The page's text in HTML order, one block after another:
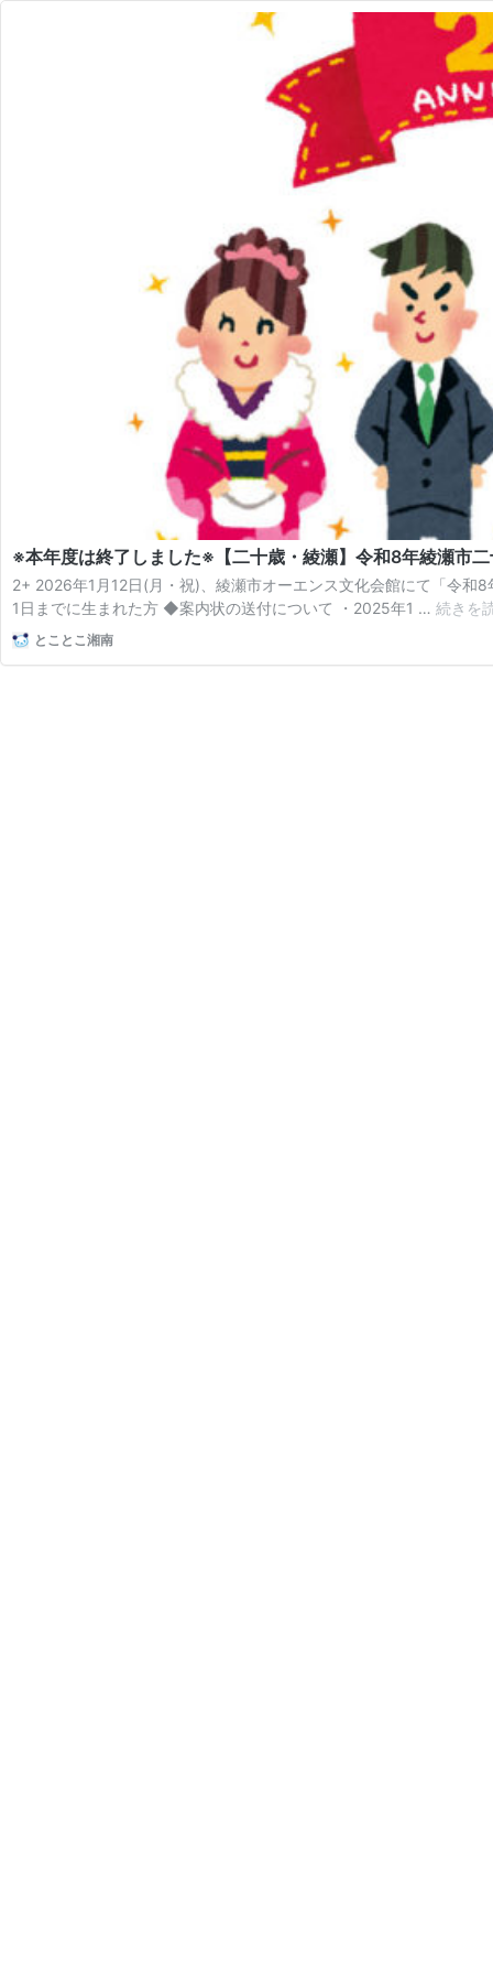
※本年度は終了しました※【二十歳・綾瀬】令和8年綾瀬市
2+ 2026年1月12日(月・祝)、綾瀬市オーエンス文化会館にて「令
1日までに生まれた方 ◆案内状の送付について ・2025年1 … 続きを
とことこ湘南